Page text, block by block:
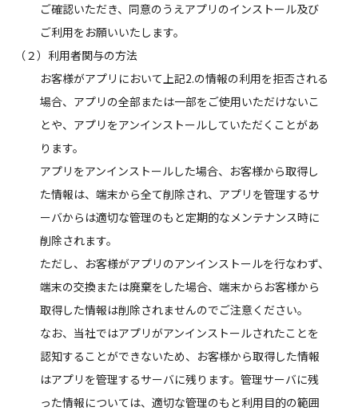
ご確認いただき、同意のうえアプリのインストール及び
ご利用をお願いいたします。
（２）利用者関与の方法
お客様がアプリにおいて上記2.の情報の利用を拒否される
場合、アプリの全部または一部をご使用いただけないこ
とや、アプリをアンインストールしていただくことがあ
ります。
アプリをアンインストールした場合、お客様から取得し
た情報は、端末から全て削除され、アプリを管理するサ
ーバからは適切な管理のもと定期的なメンテナンス時に
削除されます。
ただし、お客様がアプリのアンインストールを行なわず、
端末の交換または廃棄をした場合、端末からお客様から
取得した情報は削除されませんのでご注意ください。
なお、当社ではアプリがアンインストールされたことを
認知することができないため、お客様から取得した情報
はアプリを管理するサーバに残ります。管理サーバに残
った情報については、適切な管理のもと利用目的の範囲